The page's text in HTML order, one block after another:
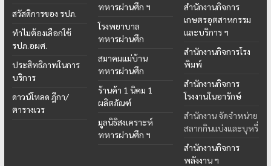
สวัสดิการของ รปภ.
ทำไมต้องเลือกใช้
รปภ.อผศ.
ประสิทธิภาพในการ
บริการ
ดาวน์โหลด ฎีกา/
ตารางเวร
ทหารผ่านศึก ฯ
โรงพยาบาล
ทหารผ่านศึก
สมาคมแม่บ้าน
ทหารผ่านศึก
ร้านค้า 1 นิคม 1
ผลิตภัณฑ์
มูลนิธิสงเคราะห์
ทหารผ่านศึก ฯ
สำนักงานกิจการ
เกษตรอุตสาหกรรม
และบริการ ฯ
สำนักงานกิจการโรง
พิมพ์
สำนักงานกิจการ
โรงงานในอารักษ์
สำนักงาน จัดจำหน่าย
สลากกินแบ่งและบุหรี่
สำนักงานกิจการ
พลังงาน ฯ